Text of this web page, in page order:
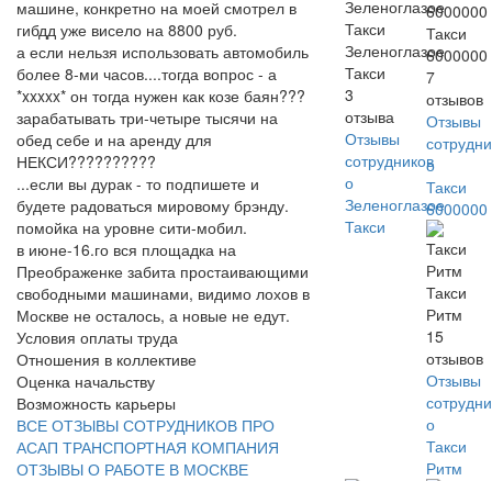
машине, конкретно на моей смотрел в
гибдд уже висело на 8800 руб.
а если нельзя использовать автомобиль
более 8-ми часов....тогда вопрос - а
*xxxxx* он тогда нужен как козе баян???
зарабатывать три-четыре тысячи на
обед себе и на аренду для
НЕКСИ??????????
...если вы дурак - то подпишете и
будете радоваться мировому брэнду.
помойка на уровне сити-мобил.
в июне-16.го вся площадка на
Преображенке забита простаивающими
свободными машинами, видимо лохов в
Москве не осталось, а новые не едут.
Условия оплаты труда
Отношения в коллективе
Оценка начальству
Возможность карьеры
ВСЕ ОТЗЫВЫ СОТРУДНИКОВ ПРО
АСАП ТРАНСПОРТНАЯ КОМПАНИЯ
ОТЗЫВЫ О РАБОТЕ В МОСКВЕ
Зеленоглазое
Такси
3
отзыва
Отзывы
сотрудников
о
Зеленоглазое
Такси
Такси
6000000
7
отзывов
Отзывы
о
Такси
6000000
Такси
Ритм
15
отзывов
Отзывы
о
Такси
Ритм